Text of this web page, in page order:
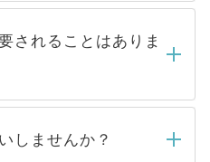
日以内にはご連絡をせて
しばらくお待ちくださ
取り扱っている求人の
サイトからご覧いただ
」です。非公開求人は
、一般には公開してい
ため 人気のある医療機
されることはありま
ることは一切ありませ
先から内定をいただい
しませんか？